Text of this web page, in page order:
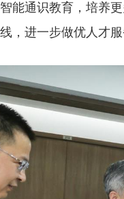
能通识教育，培养
，进一步做优人才